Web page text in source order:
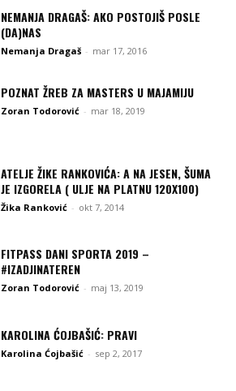
NEMANJA DRAGAŠ: AKO POSTOJIŠ POSLE
(DA)NAS
Nemanja Dragaš - mar 17, 2016
POZNAT ŽREB ZA MASTERS U MAJAMIJU
Zoran Todorović - mar 18, 2019
ATELJE ŽIKE RANKOVIĆA: A NA JESEN, ŠUMA
JE IZGORELA ( ULJE NA PLATNU 120X100)
Žika Ranković - okt 7, 2014
FITPASS DANI SPORTA 2019 –
#IZADJINATEREN
Zoran Todorović - maj 13, 2019
KAROLINA ĆOJBAŠIĆ: PRAVI
Karolina Ćojbašić - sep 2, 2017